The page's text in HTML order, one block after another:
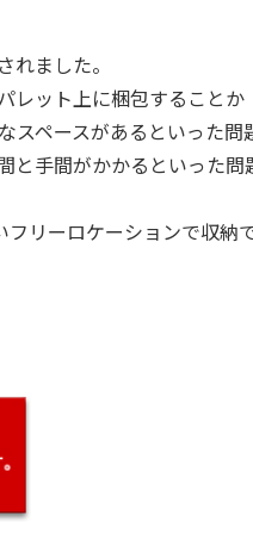
ました。
レット上に梱包することか
スペースがあるといった問
と手間がかかるといった問
リーロケーションで収納